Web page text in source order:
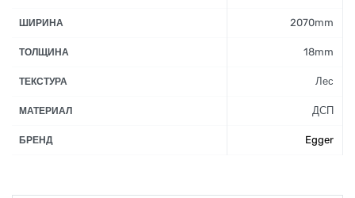
ШИРИНА 2070mm
ТОЛЩИНА 18mm
ТЕКСТУРА Лес
МАТЕРИАЛ ДСП
БРЕНД Egger